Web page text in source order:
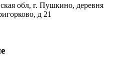
обл, г. Пушкино, деревня
д 21